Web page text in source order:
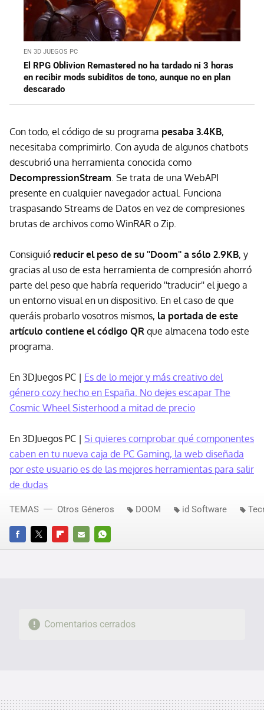
EN 3D JUEGOS PC
El RPG Oblivion Remastered no ha tardado ni 3 horas
en recibir mods subiditos de tono, aunque no en plan
descarado
Con todo, el código de su programa pesaba 3.4KB,
necesitaba comprimirlo. Con ayuda de algunos chatbots
descubrió una herramienta conocida como
DecompressionStream . Se trata de una WebAPI
presente en cualquier navegador actual. Funciona
traspasando Streams de Datos en vez de compresiones
brutas de archivos como WinRAR o Zip.
Consiguió reducir el peso de su ''Doom'' a sólo 2.9KB, y
gracias al uso de esta herramienta de compresión ahorró
parte del peso que habría requerido ''traducir'' el juego a
un entorno visual en un dispositivo. En el caso de que
queráis probarlo vosotros mismos, la portada de este
artículo contiene el código QR que almacena todo este
programa.
En 3DJuegos PC | Es de lo mejor y más creativo del
género cozy hecho en España. No dejes escapar The
Cosmic Wheel Sisterhood a mitad de precio
En 3DJuegos PC | Si quieres comprobar qué componentes
caben en tu nueva caja de PC Gaming, la web diseñada
por este usuario es de las mejores herramientas para salir
de dudas
FACEBOOKTWITTERFLIPBOARD
E-
WHATSAPP
TEMAS Otros Géneros DOOM id Software
Comentarios cerrados